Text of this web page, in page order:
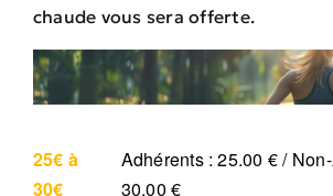
chaude vous sera offerte.
25€ à
30€
Adhérents : 25.00 € /
30.00 €